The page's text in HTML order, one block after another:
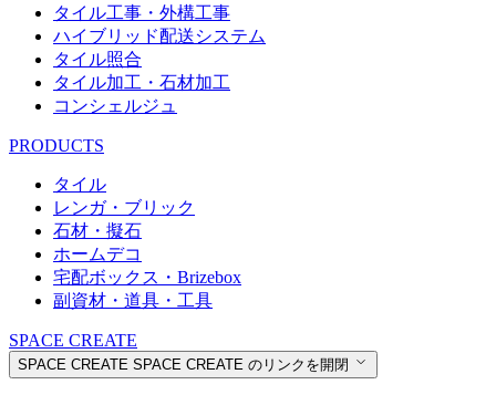
タイル工事・外構工事
ハイブリッド配送システム
タイル照合
タイル加工・石材加工
コンシェルジュ
PRODUCTS
タイル
レンガ・ブリック
石材・擬石
ホームデコ
宅配ボックス・Brizebox
副資材・道具・工具
SPACE CREATE
SPACE CREATE SPACE CREATE のリンクを開閉